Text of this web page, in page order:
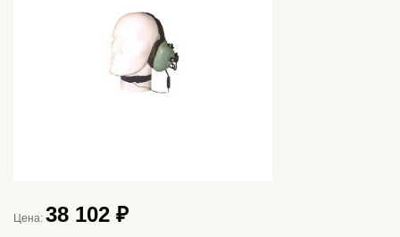
Цена: 38 102 ₽